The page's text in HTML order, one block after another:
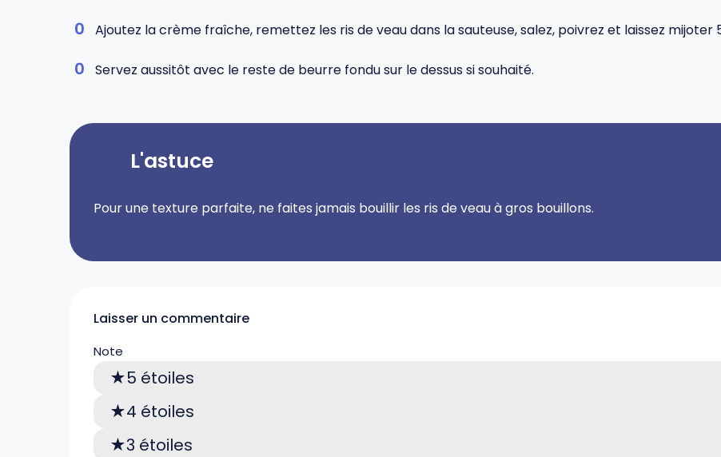
Ajoutez la crème fraîche, remettez les ris de veau dans la sauteuse, salez, poivrez et laissez mijoter
Servez aussitôt avec le reste de beurre fondu sur le dessus si souhaité.
L'astuce
Pour une texture parfaite, ne faites jamais bouillir les ris de veau à gros bouillons.
Laisser un commentaire
Note
5 étoiles
4 étoiles
3 étoiles